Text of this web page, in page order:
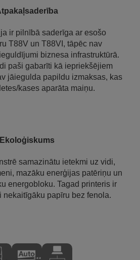
ir pilnībā saderīga ar esošo
T88V un T88VI, tāpēc nav
biznesa infrastruktūrā.
paši gabarīti kā iepriekšējiem
jāiegulda papildu izmaksas, kas
kases aparāta maiņu.
Ekoloģiskums
samazinātu ietekmi uz vidi,
mazāku enerģijas patēriņu un
energobloku. Tagad printeris ir
nekaitīgāku papīru bez fenola.